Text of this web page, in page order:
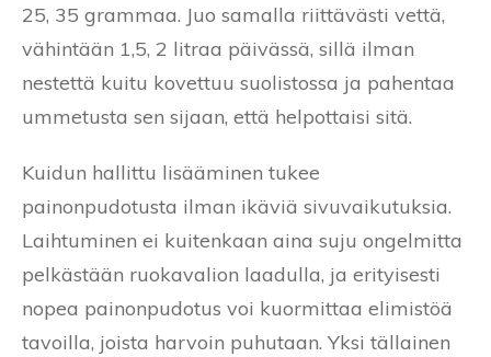
25, 35 grammaa. Juo samalla riittävästi vettä,
vähintään 1,5, 2 litraa päivässä, sillä ilman
nestettä kuitu kovettuu suolistossa ja pahentaa
ummetusta sen sijaan, että helpottaisi sitä.
Kuidun hallittu lisääminen tukee
painonpudotusta ilman ikäviä sivuvaikutuksia.
Laihtuminen ei kuitenkaan aina suju ongelmitta
pelkästään ruokavalion laadulla, ja erityisesti
nopea painonpudotus voi kuormittaa elimistöä
tavoilla, joista harvoin puhutaan. Yksi tällainen